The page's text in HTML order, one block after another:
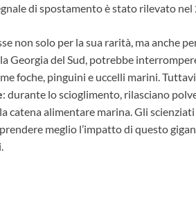
di spostamento è stato rilevato nel
non solo per la sua rarità, ma anche
Georgia del Sud, potrebbe
foche, pinguini e uccelli marini.
: durante lo scioglimento, rilasciano
catena alimentare marina. Gli
meglio l’impatto di questo